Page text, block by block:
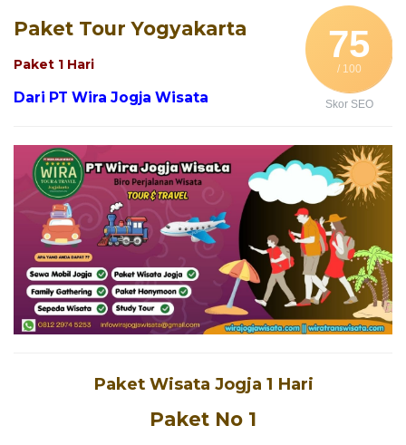
75
/ 100
Skor SEO
Paket Tour Yogyakarta
Paket 1 Hari
Dari PT Wira Jogja Wisata
Paket Wisata Jogja 1 Hari
Paket No 1